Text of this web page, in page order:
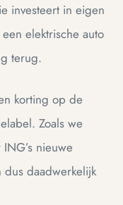
investeert in eigen
elektrische auto
terug.
korting op de
Zoals we
nieuwe
dus daadwerkelijk